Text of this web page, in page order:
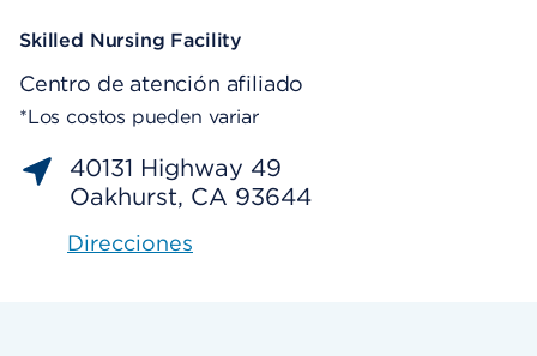
Skilled Nursing Facility
Centro de atención afiliado
*Los costos pueden variar
40131 Highway 49
Oakhurst, CA 93644
Direcciones